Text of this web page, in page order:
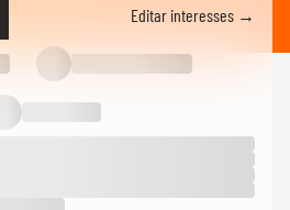
Editar interesses →